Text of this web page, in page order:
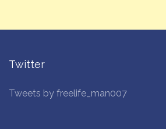
Twitter
Tweets by freelife_man007